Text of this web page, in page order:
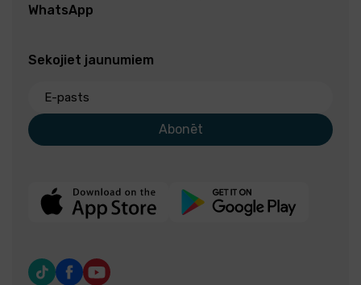
WhatsApp
Sekojiet jaunumiem
E-pasts
Abonēt